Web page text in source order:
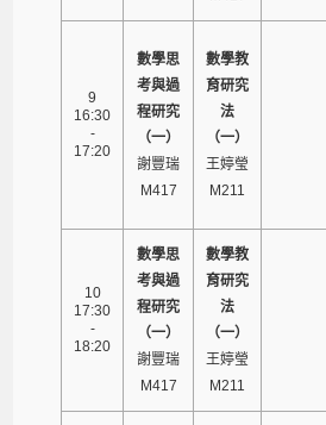
9
16:30
-
17:20
數學思
考與過
程研究
（一）
謝豐瑞
M417
數學教
育研究
法
（一）
王婷瑩
M211
10
17:30
-
18:20
數學思
考與過
程研究
（一）
謝豐瑞
M417
數學教
育研究
法
（一）
王婷瑩
M211